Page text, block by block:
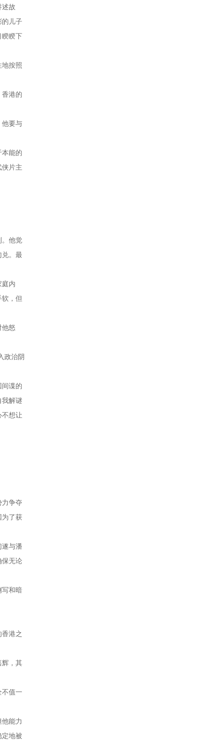
述故
的儿子
睽睽下
按照
港的
他要与
能的
片主
。他觉
。最
庭内
，但
他怒
政治阴
谍的
我解谜
想让
争夺
为了获
与潘
保无论
写和暗
港之
辉，其
不值一
能力
地被